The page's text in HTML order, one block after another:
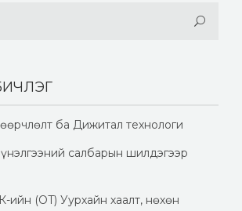
ба Дижитал технологи
салбарын шилдэгээр
ийн (OT) Уурхайн хаалт, нөхөн